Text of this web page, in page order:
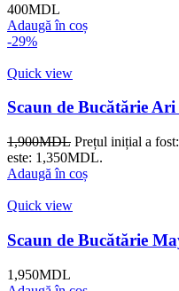
400MDL
Adaugă în coș
-29%
Quick view
Scaun de Bucătărie
1,900MDL Prețul inițial a
este: 1,350MDL.
Adaugă în coș
Quick view
Scaun de Bucătărie
1,950MDL